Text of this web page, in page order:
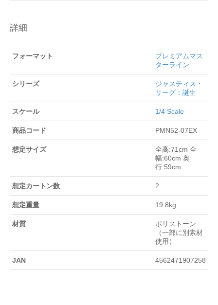
詳細
フォーマット
プレミアムマス
ターライン
シリーズ
ジャスティス・
リーグ：誕生
スケール 1/4 Scale
商品コード PMN52-07EX
想定サイズ
全高:71cm 全
幅:60cm 奥
行:59cm
想定カートン数 2
想定重量 19.8kg
材質
ポリストーン
（一部に別素材
使用）
JAN 4562471907258